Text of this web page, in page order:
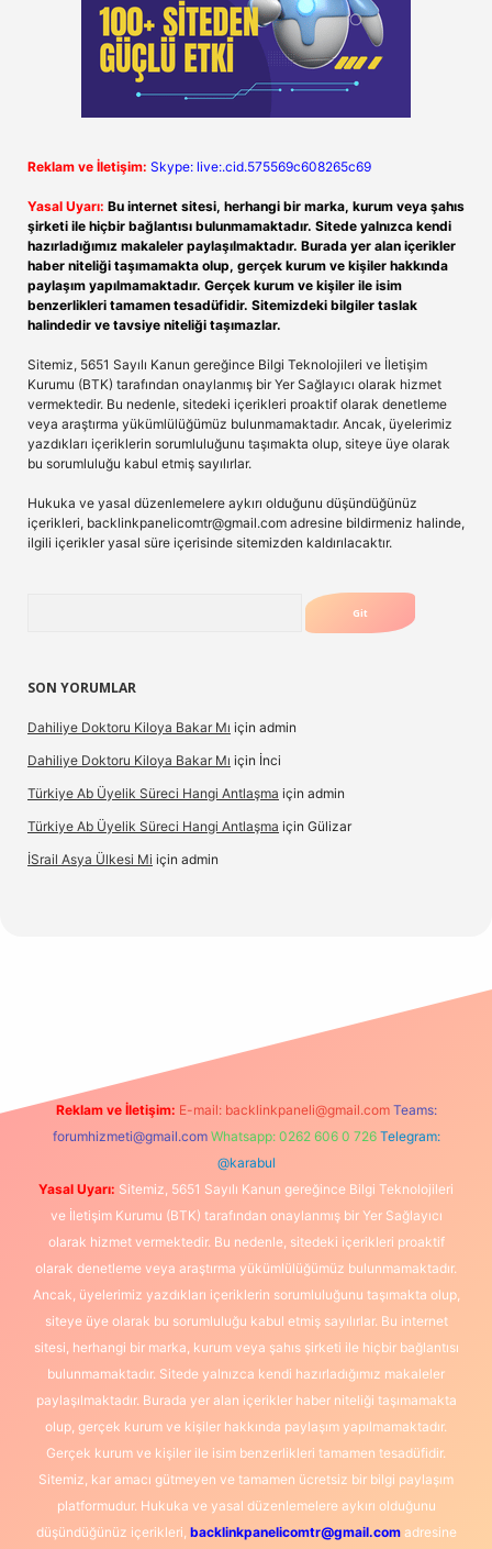
Reklam ve İletişim: Skype: live:.cid.575569c608265c69
Yasal Uyarı: Bu internet sitesi, herhangi bir marka, kurum veya şahıs
şirketi ile hiçbir bağlantısı bulunmamaktadır. Sitede yalnızca kendi
hazırladığımız makaleler paylaşılmaktadır. Burada yer alan içerikler
haber niteliği taşımamakta olup, gerçek kurum ve kişiler hakkında
paylaşım yapılmamaktadır. Gerçek kurum ve kişiler ile isim
benzerlikleri tamamen tesadüfidir. Sitemizdeki bilgiler taslak
halindedir ve tavsiye niteliği taşımazlar.
Sitemiz, 5651 Sayılı Kanun gereğince Bilgi Teknolojileri ve İletişim
Kurumu (BTK) tarafından onaylanmış bir Yer Sağlayıcı olarak hizmet
vermektedir. Bu nedenle, sitedeki içerikleri proaktif olarak denetleme
veya araştırma yükümlülüğümüz bulunmamaktadır. Ancak, üyelerimiz
yazdıkları içeriklerin sorumluluğunu taşımakta olup, siteye üye olarak
bu sorumluluğu kabul etmiş sayılırlar.
Hukuka ve yasal düzenlemelere aykırı olduğunu düşündüğünüz
içerikleri, backlinkpanelicomtr@gmail.com adresine bildirmeniz halinde,
ilgili içerikler yasal süre içerisinde sitemizden kaldırılacaktır.
SON YORUMLAR
Dahiliye Doktoru Kiloya Bakar Mı için admin
Dahiliye Doktoru Kiloya Bakar Mı için İnci
Türkiye Ab Üyelik Süreci Hangi Antlaşma için admin
Türkiye Ab Üyelik Süreci Hangi Antlaşma için Gülizar
İSrail Asya Ülkesi Mi için admin
Reklam ve İletişim: E-mail: backlinkpaneli@gmail.com Teams:
forumhizmeti@gmail.com Whatsapp: 0262 606 0 726 Telegram:
@karabul
Yasal Uyarı: Sitemiz, 5651 Sayılı Kanun gereğince Bilgi Teknolojileri
ve İletişim Kurumu (BTK) tarafından onaylanmış bir Yer Sağlayıcı
olarak hizmet vermektedir. Bu nedenle, sitedeki içerikleri proaktif
olarak denetleme veya araştırma yükümlülüğümüz bulunmamaktadır.
Ancak, üyelerimiz yazdıkları içeriklerin sorumluluğunu taşımakta olup,
siteye üye olarak bu sorumluluğu kabul etmiş sayılırlar. Bu internet
sitesi, herhangi bir marka, kurum veya şahıs şirketi ile hiçbir bağlantısı
bulunmamaktadır. Sitede yalnızca kendi hazırladığımız makaleler
paylaşılmaktadır. Burada yer alan içerikler haber niteliği taşımamakta
olup, gerçek kurum ve kişiler hakkında paylaşım yapılmamaktadır.
Gerçek kurum ve kişiler ile isim benzerlikleri tamamen tesadüfidir.
Sitemiz, kar amacı gütmeyen ve tamamen ücretsiz bir bilgi paylaşım
platformudur. Hukuka ve yasal düzenlemelere aykırı olduğunu
düşündüğünüz içerikleri, backlinkpanelicomtr@gmail.comadresine